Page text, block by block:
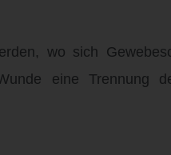
wo sich
eine Trennung